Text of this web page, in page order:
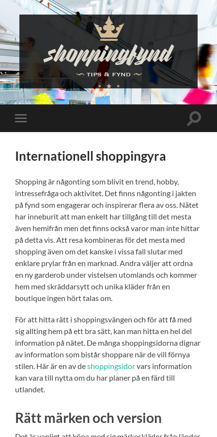
Shoppingfynd
Slå
på/av
Slå
Internationell shoppingyra
Shopping är någonting som blivit en trend, hobby,
intressefråga och aktivitet. Det finns någonting i jakten
på fynd som engagerar och inspirerar flera av oss. Nätet
har inneburit att man enkelt har tillgång till det mesta
även hemifrån men det finns också varor man inte hittar
på detta vis. Att resa kombineras för det mesta med
shopping även om det kanske i vissa fall slutar med
enklare prylar från en marknad. Andra väljer att ordna
en ny garderob under vistelsen utomlands och kommer
hem med skräddarsytt och unika kläder från en
boutique ingen hört talas om.
För att hitta rätt i shoppingsvängen och för att få med
sig allting hem på ett bra sätt, kan man hitta en hel del
information på nätet. De många shoppingsidorna dignar
av information som bistår shoppare när de vill förnya
stilen. Här är en av deshoppingsidorvars information
kan vara till nytta om du har planer på en färd till
utlandet.
Rätt märken och version